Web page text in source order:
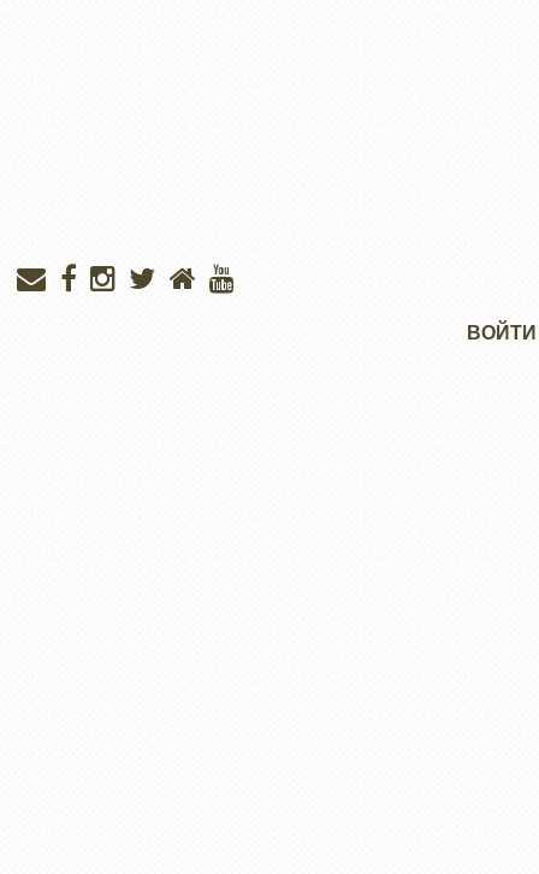
ВОЙТИ